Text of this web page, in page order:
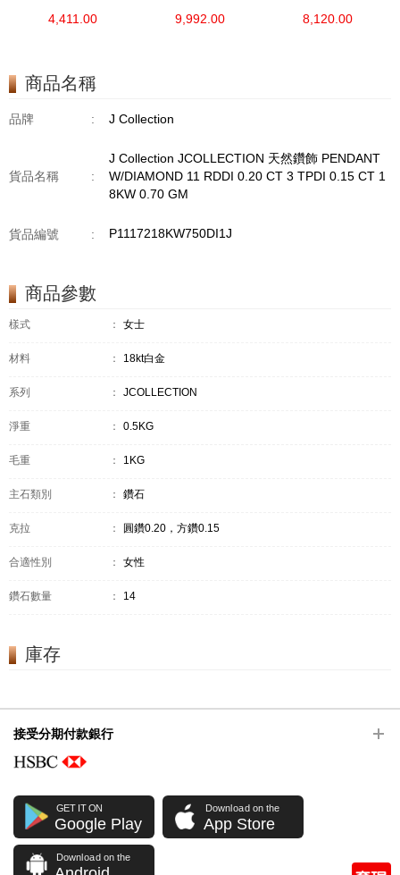
RDDI 0.48 CT18KR
4,411.00
RDDI 1.34 CT18KW
9,992.00
W/DIAMOND 7
8,120.00
商品名稱
品牌 : J Collection
貨品名稱 :
J Collection JCOLLECTION 天然鑽飾 PENDANT
W/DIAMOND 11 RDDI 0.20 CT 3 TPDI 0.15 CT 1
8KW 0.70 GM
貨品編號 : P1117218KW750DI1J
商品參數
樣式 ： 女士
材料 ： 18kt白金
系列 ： JCOLLECTION
淨重 ： 0.5KG
毛重 ： 1KG
主石類別 ： 鑽石
克拉 ： 圓鑽0.20，方鑽0.15
合適性別 ： 女性
鑽石數量 ： 14
庫存
接受分期付款銀行
GET IT ON
Google Play
Download on the
App Store
Download on the